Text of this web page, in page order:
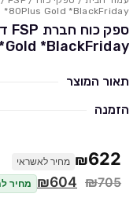
80Plus Gold *BlackFriday*
Gold *BlackFriday*
תאור המוצר
הזמנה
₪622 מחיר לאשראי
₪705
₪604 מחיר